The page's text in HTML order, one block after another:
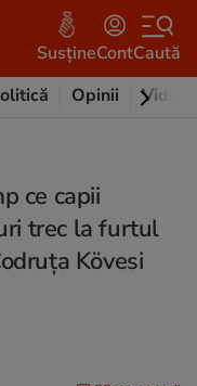
SusțineContCaută
Opinii Video
ce capii
trec la furtul
Kövesi